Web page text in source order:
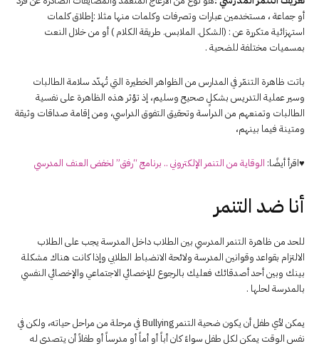
أو جماعة ، مستخدمينعبارات وتصرفات وكلمات منها مثلا :إطلاق كلمات
استهزائية متكررة عن : (الشكل. الملابس. طريقة الكلام ) أو من خلال النعت
بمسميات مختلفة للضحية .
باتت ظاهرة التنمّر في المدارس من الظواهر الخطيرة التي تُهدّد سلامة الطالبات
وسير عملية التدريس بشكلٍ صحيح وسليم، إذ تؤثر هذه الظاهرة على نفسية
الطالبات وتمنعهم من الدراسة وتحقيق التفوق الدراسي، ومن إقامة صداقات وثيقة
ومتينة فيما بينهم،
♥اقرأ أيضًا: الوقاية من التنمر الإلكتروني .. برنامج “رفق” لخفض العنف المدرسي
أنا ضد التنمر
للحد من ظاهرة التنمر المدرسي بين الطلاب داخل المدرسة يجب على الطلاب
الالتزام بقواعد وقوانين المدرسة ولائحة الانضباط الطلابي وإذا كانت هناك مشكلة
بينك وبين أحد أصدقائك فعليك بالرجوع للإخصائي الاجتماعي والإخصائي النفسي
بالمدرسة لحلها .
يمكن لأي طفل أن يكون ضحية التنمر Bullying في مرحلة من مراحل حياته، ولكن في
نفس الوقت يمكن لكل طفل سواءً كان أباً أو أماً أو مدرساً أو طفلاً أن يتصدى له